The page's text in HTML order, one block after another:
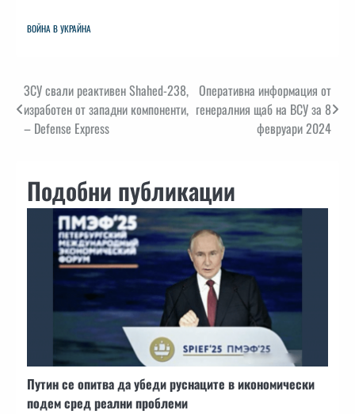
ВОЙНА В УКРАЙНА
Навигация
ЗСУ свали реактивен Shahed-238,
изработен от западни компоненти,
– Defense Express
Оперативна информация от
генералния щаб на ВСУ за 8
февруари 2024
Подобни публикации
Путин се опитва да убеди руснаците в икономически
подем сред реални проблеми